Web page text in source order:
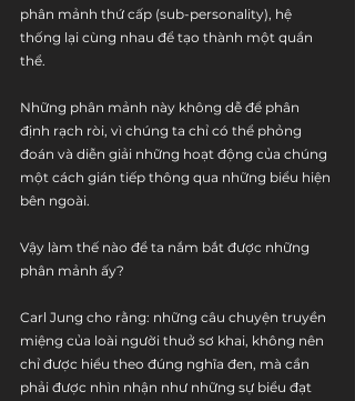
phân mảnh thứ cấp (sub-personality), hệ
thống lại cùng nhau để tạo thành một quần
thể.
Những phân mảnh này không dễ để phân
định rạch ròi, vì chúng ta chỉ có thể phỏng
đoán và diễn giải những hoạt động của chúng
một cách gián tiếp thông qua những biểu hiện
bên ngoài.
Vậy làm thế nào để ta nắm bắt được những
phân mảnh ấy?
Carl Jung cho rằng: những câu chuyện truyền
miệng của loài người thuở sơ khai, không nên
chỉ được hiểu theo đúng nghĩa đen, mà cần
phải được nhìn nhận như những sự biểu đạt